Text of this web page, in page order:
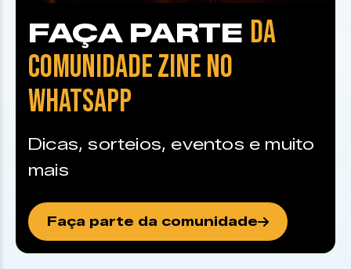
FAÇA PARTE DA
COMUNIDADE ZINE NO
WHATSAPP
Dicas, sorteios, eventos e muito
mais
Faça parte da comunidade